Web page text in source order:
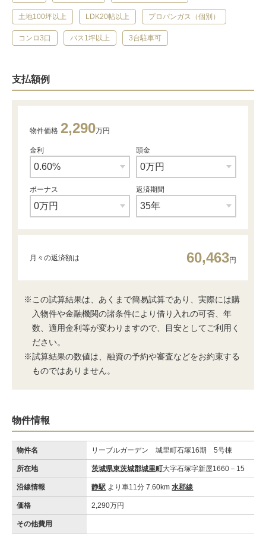
土地100坪以上 LDK20帖以上 プロパンガス（個別）
コンロ3口 バス1坪以上 3台駐車可
支払額例
物件価格 2,290万円
金利 頭金
ボーナス 返済期間
月々の返済額は 60,463円
※この試算結果は、あくまで簡易試算であり、実際には購
入物件や金融機関の諸条件により借り入れの可否、年
数、適用金利等が変わりますので、目安としてご利用く
ださい。
※試算結果の数値は、融資の予約や審査などをお約束する
ものではありません。
物件情報
物件名 リーブルガーデン 城里町石塚16期 5号棟
所在地 茨城県東茨城郡城里町大字石塚字新屋1660－15
沿線情報 静駅 より車11分 7.60km水郡線
価格 2,290万円
その他費用